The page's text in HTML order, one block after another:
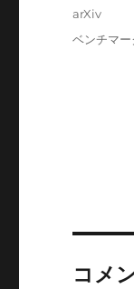
カ
arXiv
タ
ベンチマー
コメ